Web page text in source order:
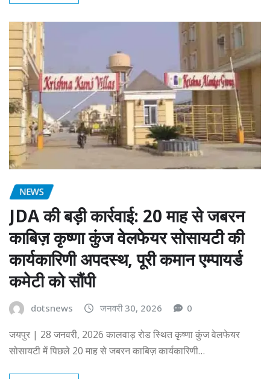
NEWS
JDA की बड़ी कार्रवाई: 20 माह से जबरन
काबिज़ कृष्णा कुंज वेलफेयर सोसायटी की
कार्यकारिणी अपदस्थ, पूरी कमान एम्पायर्ड
कमेटी को सौंपी
dotsnews जनवरी 30, 2026 0
जयपुर | 28 जनवरी, 2026 कालवाड़ रोड स्थित कृष्णा कुंज वेलफेयर
सोसायटी में पिछले 20 माह से जबरन काबिज़ कार्यकारिणी…